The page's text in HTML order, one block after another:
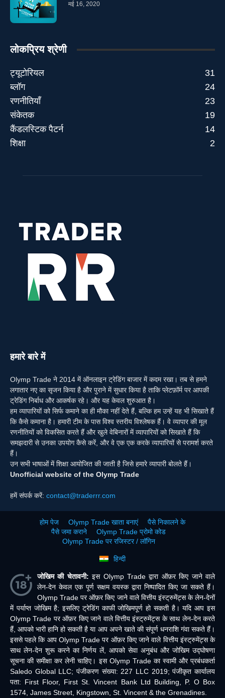
मई 16, 2020
लोकप्रिय श्रेणी
ट्यूटोरियल
31
ब्लॉग
24
रणनीतियाँ
23
संकेतक
19
कैंडलस्टिक पैटर्न
14
शिक्षा
2
हमारे बारे में
Olymp Trade ने 2014 में ऑनलाइन ट्रेडिंग बाजार में कदम रखा। तब से हमने
लगातार नए का सृजन किया है और पुराने में सुधार किया है ताकि प्लेटफ़ॉर्म पर आपकी
ट्रेडिंग निर्बाध और आकर्षक रहे। और यह केवल शुरुआत है।
हम व्यापारियों को सिर्फ कमाने का ही मौका नहीं देते हैं, बल्कि हम उन्हें यह भी सिखाते हैं
कि कैसे कमाना है। हमारी टीम के पास विश्व स्तरीय विश्लेषक हैं। वे व्यापार की मूल
रणनीतियों को विकसित करते हैं और खुले वेबिनारों में व्यापारियों को सिखाते हैं कि
समझदारी से उनका उपयोग कैसे करें, और वे एक एक करके व्यापारियों से परामर्श करते
हैं।
उन सभी भाषाओं में शिक्षा आयोजित की जाती है जिसे हमारे व्यापारी बोलते हैं।
Unofficial website of the Olymp Trade
हमें संपर्क करें: contact@traderrr.com
होम पेज Olymp Trade खाता बनाएं
पैसे निकालने के
पैसे जमा कराने
Olymp Trade प्रोमो कोड
Olymp Trade पर रजिस्टर / लॉगिन
हिन्दी
जोखिम की चेतावनी: इस Olymp Trade द्वारा ऑफ़र किए जाने वाले
लेन-देन केवल एक पूर्ण सक्षम वयस्क द्वारा निष्पादित किए जा सकते हैं।
Olymp Trade पर ऑफ़र किए जाने वाले वित्तीय इंस्ट्रुमेंट्स के लेन-देनों
में पर्याप्त जोखिम है; इसलिए ट्रेडिंग काफी जोखिमपूर्ण हो सकती है। यदि आप इस
Olymp Trade पर ऑफ़र किए जाने वाले वित्तीय इंस्ट्रुमेंट्स के साथ लेन-देन करते
हैं, आपको भारी हानि हो सकती है या आप अपने खाते की संपूर्ण धनराशि गंवा सकते हैं।
इससे पहले कि आप Olymp Trade पर ऑफ़र किए जाने वाले वित्तीय इंस्ट्रुमेंट्स के
साथ लेन-देन शुरू करने का निर्णय लें, आपको सेवा अनुबंध और जोखिम उद्घोषणा
सूचना की समीक्षा कर लेनी चाहिए। इस Olymp Trade का स्वामी और प्रबंधकर्ता
Saledo Global LLC; पंजीकरण संख्या: 227 LLC 2019; पंजीकृत कार्यालय
पता: First Floor, First St. Vincent Bank Ltd Building, P. O Box
1574, James Street, Kingstown, St. Vincent & the Grenadines.